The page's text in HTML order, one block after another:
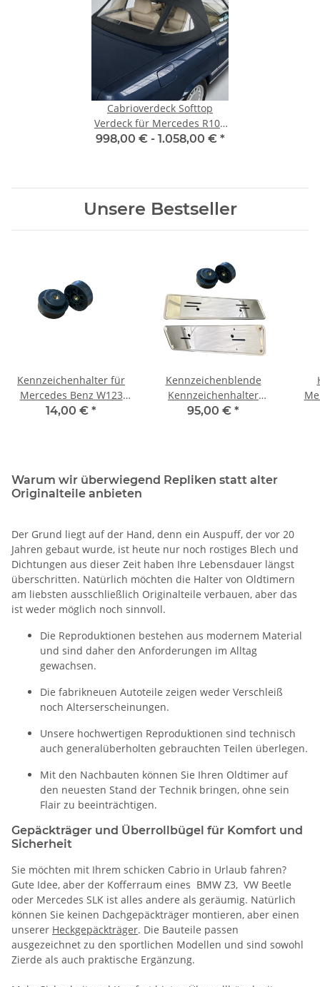
Cabrioverdeck Softtop
Verdeck für Mercedes R107
280SL–560SL 1971–1989
998,00 € - 1.058,00 € *
Unsere Bestseller
Kennzeichenhalter für
Mercedes Benz W123
SL107 W116 W114 W115
14,00 € *
Kennzeichenblende
Kennzeichenhalter
Chrom Set für Mercedes
95,00 € *
Warum wir überwiegend Repliken statt alter
Originalteile anbieten
Der Grund liegt auf der Hand, denn ein Auspuff, der vor 20
Jahren gebaut wurde, ist heute nur noch rostiges Blech und
Dichtungen aus dieser Zeit haben Ihre Lebensdauer längst
überschritten. Natürlich möchten die Halter von Oldtimern
am liebsten ausschließlich Originalteile verbauen, aber das
ist weder möglich noch sinnvoll.
Die Reproduktionen bestehen aus modernem Material
und sind daher den Anforderungen im Alltag
gewachsen.
Die fabrikneuen Autoteile zeigen weder Verschleiß
noch Alterserscheinungen.
Unsere hochwertigen Reproduktionen sind technisch
auch generalüberholten gebrauchten Teilen überlegen.
Mit den Nachbauten können Sie Ihren Oldtimer auf
den neuesten Stand der Technik bringen, ohne sein
Flair zu beeinträchtigen.
Gepäckträger und Überrollbügel für Komfort und
Sicherheit
Sie möchten mit Ihrem schicken Cabrio in Urlaub fahren?
Gute Idee, aber der Kofferraum eines BMW Z3, VW Beetle
oder Mercedes SLK ist alles andere als geräumig. Natürlich
können Sie keinen Dachgepäckträger montieren, aber einen
unserer Heckgepäckträger. Die Bauteile passen
ausgezeichnet zu den sportlichen Modellen und sind sowohl
Zierde als auch praktische Ergänzung.